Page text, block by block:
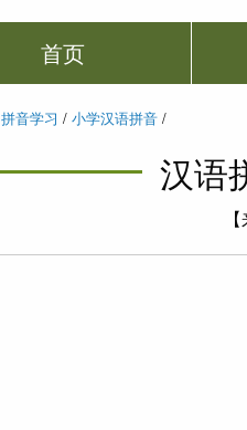
首页
拼音学习 / 小学汉语拼音 /
汉语